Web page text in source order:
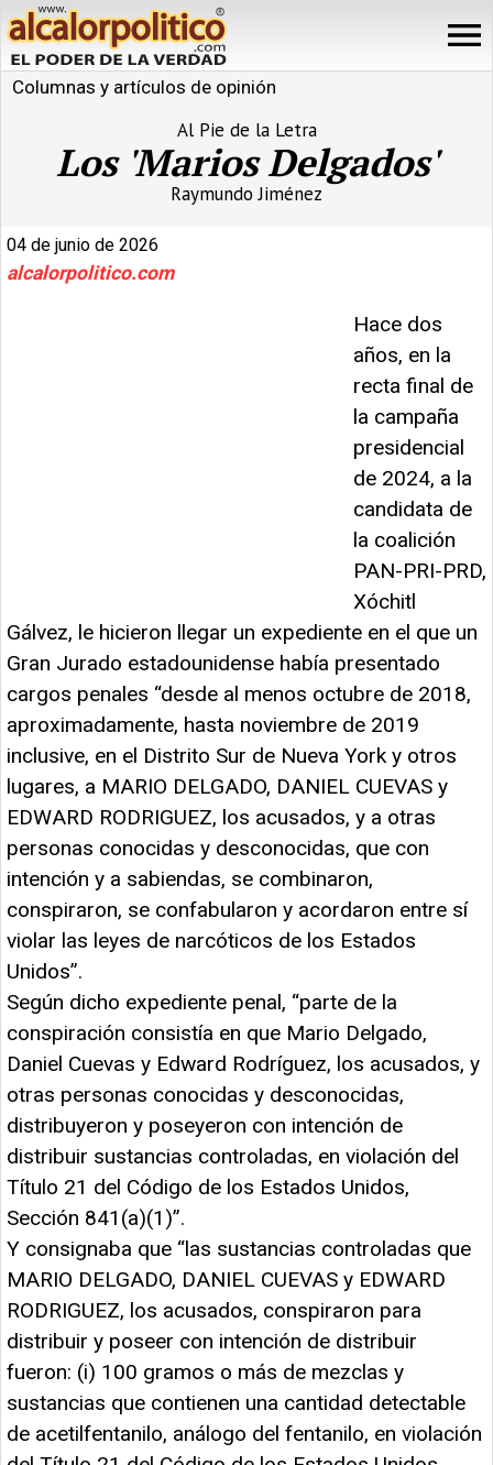
Columnas y artículos de opinión
Al Pie de la Letra
Los 'Marios Delgados'
Raymundo Jiménez
04 de junio de 2026
alcalorpolitico.com
Hace dos
años, en la
recta final de
la campaña
presidencial
de 2024, a la
candidata de
la coalición
PAN-PRI-PRD,
Xóchitl
Gálvez, le hicieron llegar un expediente en el que un
Gran Jurado estadounidense había presentado
cargos penales “desde al menos octubre de 2018,
aproximadamente, hasta noviembre de 2019
inclusive, en el Distrito Sur de Nueva York y otros
lugares, a MARIO DELGADO, DANIEL CUEVAS y
EDWARD RODRIGUEZ, los acusados, y a otras
personas conocidas y desconocidas, que con
intención y a sabiendas, se combinaron,
conspiraron, se confabularon y acordaron entre sí
violar las leyes de narcóticos de los Estados
Unidos”.
Según dicho expediente penal, “parte de la
conspiración consistía en que Mario Delgado,
Daniel Cuevas y Edward Rodríguez, los acusados, y
otras personas conocidas y desconocidas,
distribuyeron y poseyeron con intención de
distribuir sustancias controladas, en violación del
Título 21 del Código de los Estados Unidos,
Sección 841(a)(1)”.
Y consignaba que “las sustancias controladas que
MARIO DELGADO, DANIEL CUEVAS y EDWARD
RODRIGUEZ, los acusados, conspiraron para
distribuir y poseer con intención de distribuir
fueron: (i) 100 gramos o más de mezclas y
sustancias que contienen una cantidad detectable
de acetilfentanilo, análogo del fentanilo, en violación